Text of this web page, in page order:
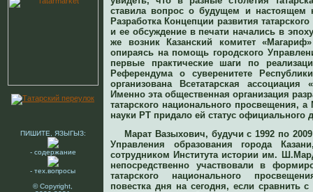
ПИШИТЕ, ЯЗЫГЫЗ:
- содержание
- тех.вопросы
© Copyright,
ставила вопрос о будущем и настоящем
Разработка Концепции развития
и ее обсуждение в печати начались в
же возник Казанский комитет
опираясь на помощь городского
первые практические шаги по
Референдума о суверенитете
организована Всетатарская
Именно эта общественная организация
татарского национального просвещения,
науки РТ придало ей статус официального
Марат Вазыхович, будучи с 1992 по
Управления образования города
сотрудником Института истории им.
непосредственно участвовали в
татарского национального
повестка дня на сегодня, если сравнить